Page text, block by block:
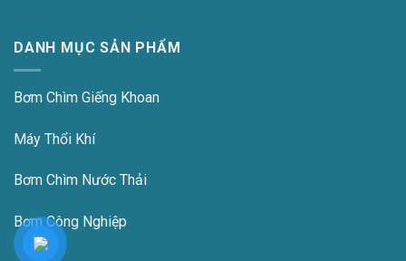
DANH MỤC SẢN PHẨM
Bơm Chìm Giếng Khoan
Máy Thổi Khí
Bơm Chìm Nước Thải
Bơm Công Nghiệp